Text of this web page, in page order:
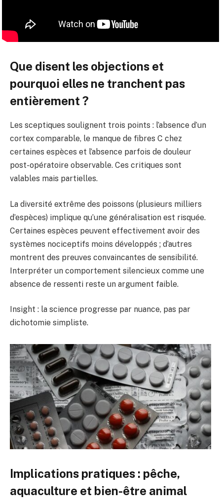
Que disent les objections et
pourquoi elles ne tranchent pas
entièrement ?
Les sceptiques soulignent trois points : l’absence d’un
cortex comparable, le manque de fibres C chez
certaines espèces et l’absence parfois de douleur
post-opératoire observable. Ces critiques sont
valables mais partielles.
La diversité extrême des poissons (plusieurs milliers
d’espèces) implique qu’une généralisation est risquée.
Certaines espèces peuvent effectivement avoir des
systèmes nociceptifs moins développés ; d’autres
montrent des preuves convaincantes de sensibilité.
Interpréter un comportement silencieux comme une
absence de ressenti reste un argument faible.
Insight : la science progresse par nuance, pas par
dichotomie simpliste.
Implications pratiques : pêche,
aquaculture et bien-être animal